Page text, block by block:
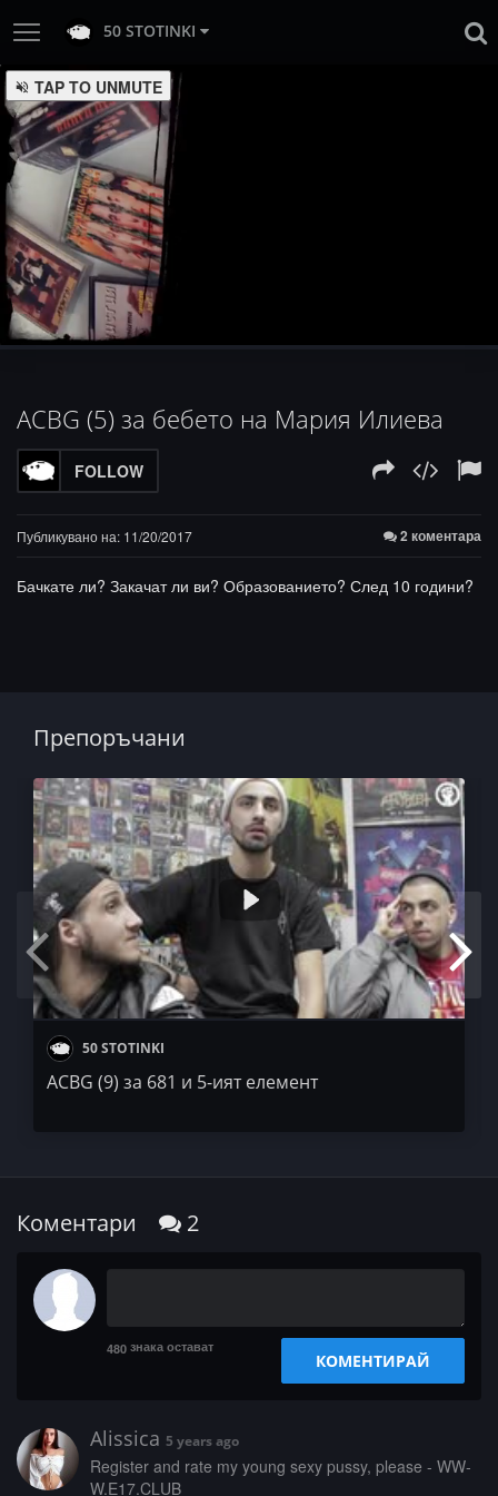
50 STOTINKI
TAP TO UNMUTE
Unmute Loaded:
0%
Progress:
0%
ACBG (5) за бебето на Мария Илиева
FOLLOW
Публикувано на: 11/20/2017 2 коментара
Бачкате ли? Закачат ли ви? Образованието? След 10 години?
Препоръчани
50 STOTINKI
ACBG (9) за 681 и 5-ият елемент
Коментари 2
480 знака остават
КОМЕНТИРАЙ
Alissica 5 years ago
­R­e­­­g­i­s­­­t­e­r­ ­­­a­n­­­d­ ­­­r­­­a­­t­e­­ ­­m­y­­­ ­­­y­­­o­u­­n­­g­ ­s­­e­­­x­­y­­ ­­p­­u­s­s­­y­­­,­­ ­­­p­­­l­­e­­­a­s­­e­­ ­­­-­­­ ­­W­W­
W­­.­­­E­1­­­7­.­­C­­­L­­­U­­B